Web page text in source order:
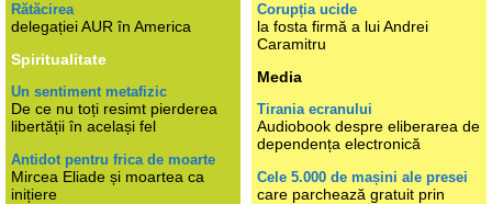
Rătăcirea
delegației AUR în America
Spiritualitate
Un sentiment metafizic
De ce nu toți resimt pierderea
libertății în același fel
Antidot pentru frica de moarte
Mircea Eliade și moartea ca
inițiere
Corupția ucide
la fosta firmă a lui Andrei
Caramitru
Media
Tirania ecranului
Audiobook despre eliberarea de
dependența electronică
Cele 5.000 de mașini ale presei
care parchează gratuit prin